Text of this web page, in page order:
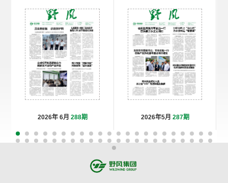
2026年 6月 288期 2026年5月 287期